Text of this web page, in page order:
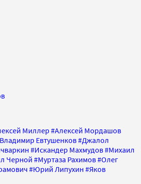
Миллер#Алексей Мордашов
Владимир Евтушенков#Джалол
#Искандер Махмудов#Михаил
Черной #Муртаза Рахимов#Олег
#Юрий Липухин #Яков